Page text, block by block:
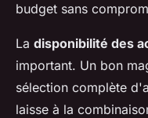
budget sans
La disponibilité des
important. Un bon
sélection complète
laisse à la